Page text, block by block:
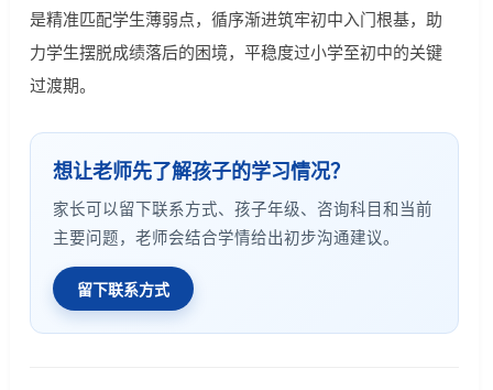
是精准匹配学生薄弱点，循序渐进筑牢初中入门根基，助
力学生摆脱成绩落后的困境，平稳度过小学至初中的关键
过渡期。
想让老师先了解孩子的学习情况？
家长可以留下联系方式、孩子年级、咨询科目和当前
主要问题，老师会结合学情给出初步沟通建议。
留下联系方式